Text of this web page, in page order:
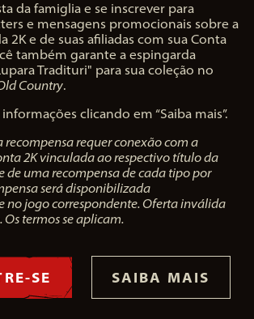
da famiglia e se inscrever para
e mensagens promocionais sobre a
2K e de suas afiliadas com sua Conta
também garante a espingarda
Tradituri" para sua coleção no
Country.
clicando em “Saiba mais”.
recompensa requer conexão com a
2K vinculada ao respectivo título da
de uma recompensa de cada tipo por
será disponibilizada
no jogo correspondente. Oferta inválida
termos se aplicam.
SE SAIBA MAIS